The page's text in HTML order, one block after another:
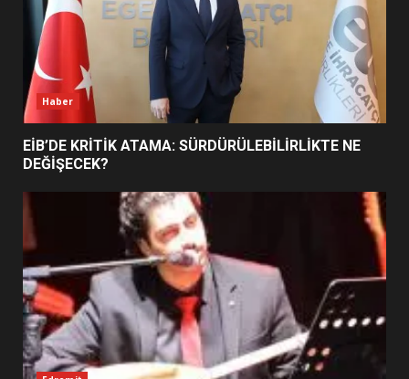
6
BURHANİYE SATRANÇ
TURNUVASI KAYITLARI NEYİ
DEĞİŞTİRİYOR?
BURHANİYE BELEDİYESPOR’DA
YENİ YÖNETİM NASIL
Haber
EİB’DE KRİTİK ATAMA: SÜRDÜRÜLEBİLİRLİKTE NE
DEĞİŞECEK?